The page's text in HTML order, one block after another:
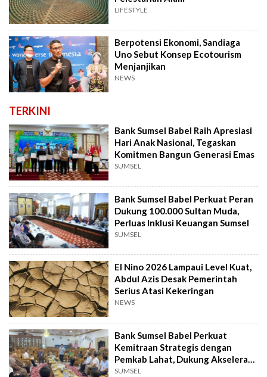
LIFESTYLE
Berpotensi Ekonomi, Sandiaga
Uno Sebut Konsep Ecotourism
Menjanjikan
NEWS
TERKINI
Bank Sumsel Babel Raih Apresiasi
Hari Anak Nasional, Tegaskan
Komitmen Bangun Generasi Emas
SUMSEL
Bank Sumsel Babel Perkuat Peran
Dukung 100.000 Sultan Muda,
Perluas Inklusi Keuangan Sumsel
SUMSEL
El Nino 2026 Lampaui Level Kuat,
Abdul Azis Desak Pemerintah
Serius Atasi Kekeringan
NEWS
Bank Sumsel Babel Perkuat
Kemitraan Strategis dengan
Pemkab Lahat, Dukung Akselerasi
Ekonomi Daerah
SUMSEL